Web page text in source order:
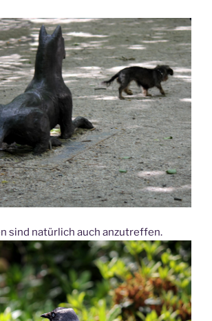
sind natürlich auch anzutreffen.